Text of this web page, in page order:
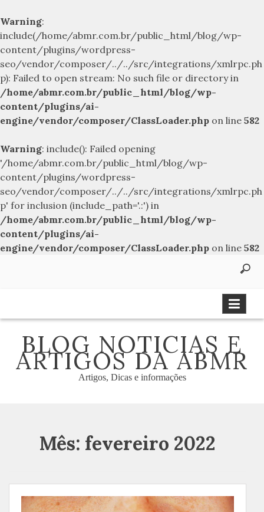
Warning:
include(/home/abmr.com.br/public_html/blog/wp-
content/plugins/wordpress-
seo/vendor/composer/../../src/integrations/xmlrpc.ph
p): Failed to open stream: No such file or directory in
/home/abmr.com.br/public_html/blog/wp-
content/plugins/ai-
engine/vendor/composer/ClassLoader.php on line 582
Warning: include(): Failed opening
'/home/abmr.com.br/public_html/blog/wp-
content/plugins/wordpress-
seo/vendor/composer/../../src/integrations/xmlrpc.ph
p' for inclusion (include_path='.:') in
/home/abmr.com.br/public_html/blog/wp-
content/plugins/ai-
engine/vendor/composer/ClassLoader.php on line 582
BLOG NOTICIAS E
ARTIGOS DA ABMR
Artigos, Dicas e informações
Mês: fevereiro 2022